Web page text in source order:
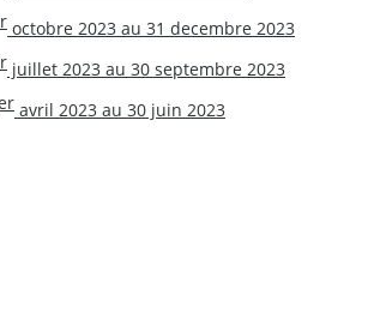
octobre 2023 au 31 decembre 2023
juillet 2023 au 30 septembre 2023
avril 2023 au 30 juin 2023